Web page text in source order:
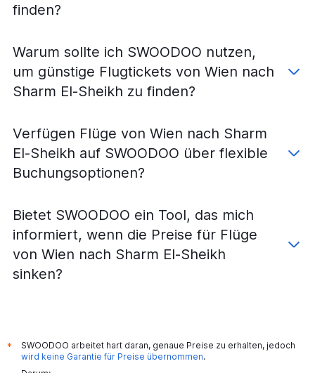
finden?
Warum sollte ich SWOODOO nutzen,
um günstige Flugtickets von Wien nach
Sharm El-Sheikh zu finden?
Verfügen Flüge von Wien nach Sharm
El-Sheikh auf SWOODOO über flexible
Buchungsoptionen?
Bietet SWOODOO ein Tool, das mich
informiert, wenn die Preise für Flüge
von Wien nach Sharm El-Sheikh
sinken?
*
SWOODOO arbeitet hart daran, genaue Preise zu erhalten, jedoch
wird keine Garantie für Preise übernommen.